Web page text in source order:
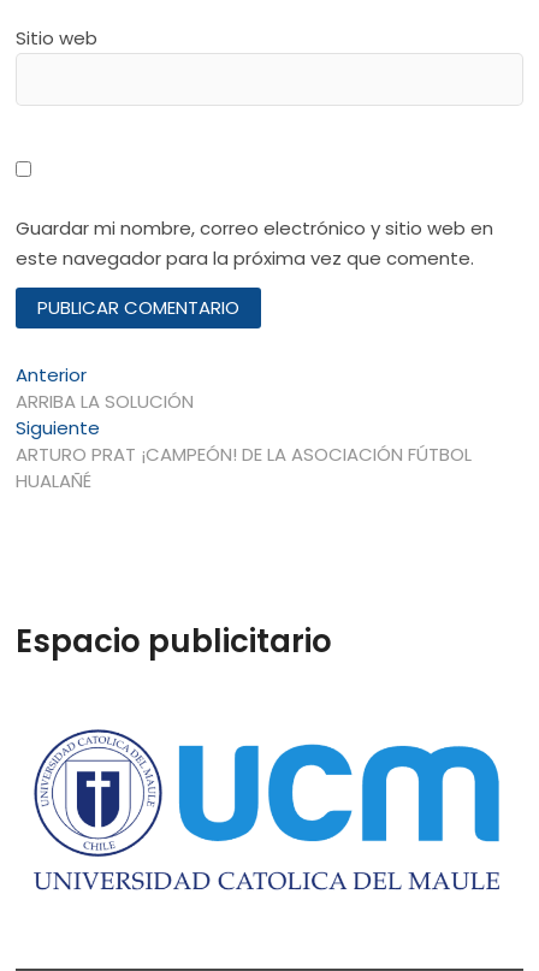
Sitio web
Guardar mi nombre, correo electrónico y sitio web en
este navegador para la próxima vez que comente.
Navegación
de
entradas
AnteriorEntrada
anterior:
ARRIBA LA SOLUCIÓN
Siguiente
siguiente:
ARTURO PRAT ¡CAMPEÓN! DE LA ASOCIACIÓN FÚTBOL
HUALAÑÉ
Espacio publicitario